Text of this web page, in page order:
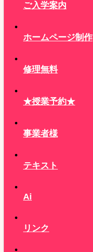
ご入学案内
ホームページ制作
修理無料
★授業予約★
事業者様
テキスト
Ai
リンク